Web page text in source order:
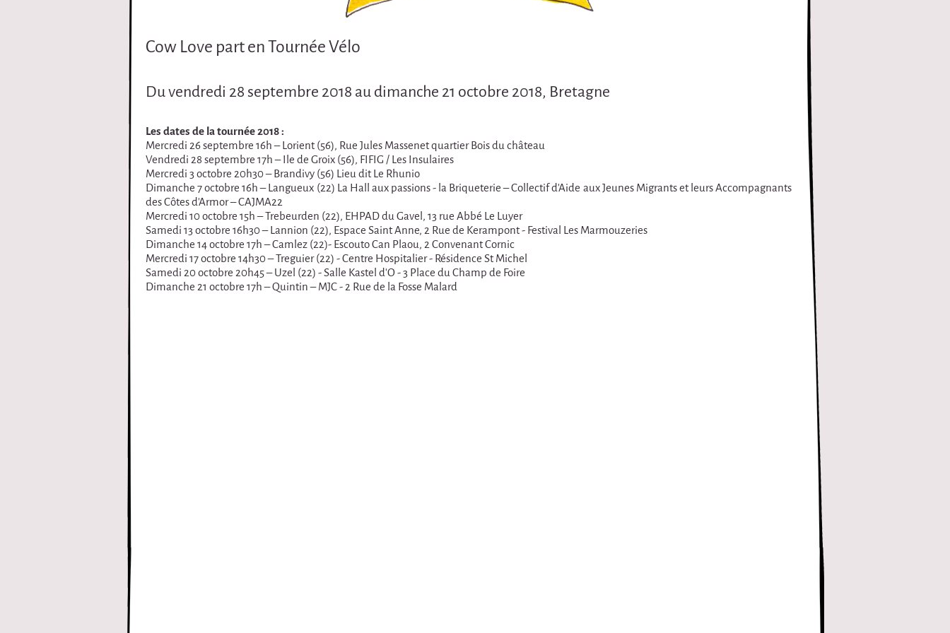
i
r
q
u
e
Cow Love part en Tournée Vélo
Du vendredi 28 septembre 2018 au dimanche 21 octobre 2018, Bretagne
Les dates de la tournée 2018 :
Mercredi 26 septembre 16h – Lorient (56), Rue Jules Massenet quartier Bois du château
Vendredi 28 septembre 17h – Ile de Groix (56), FIFIG / Les Insulaires
Mercredi 3 octobre 20h30 – Brandivy (56) Lieu dit Le Rhunio
Dimanche 7 octobre 16h – Langueux (22) La Hall aux passions - la Briqueterie – Collectif d’Aide aux Jeunes Migrants et leurs Accompagnants
des Côtes d’Armor – CAJMA22
Mercredi 10 octobre 15h – Trebeurden (22), EHPAD du Gavel, 13 rue Abbé Le Luyer
Samedi 13 octobre 16h30 – Lannion (22), Espace Saint Anne, 2 Rue de Kerampont - Festival Les Marmouzeries
Dimanche 14 octobre 17h – Camlez (22)- Escouto Can Plaou, 2 Convenant Cornic
Mercredi 17 octobre 14h30 – Treguier (22) - Centre Hospitalier - Résidence St Michel
Samedi 20 octobre 20h45 – Uzel (22) - Salle Kastel d’O - 3 Place du Champ de Foire
Dimanche 21 octobre 17h – Quintin – MJC - 2 Rue de la Fosse Malard